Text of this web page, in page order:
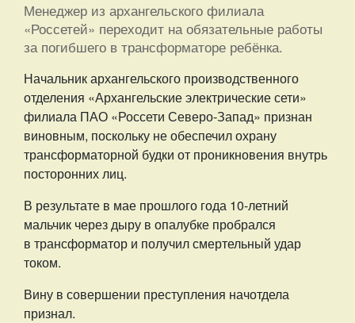
Менеджер из архангельского филиала
«Россетей» переходит на обязательные работы
за погибшего в трансформаторе ребёнка.
Начальник архангельского производственного
отделения «Архангельские электрические сети»
филиала ПАО «Россети Северо-Запад» признан
виновным, поскольку не обеспечил охрану
трансформаторной будки от проникновения внутрь
посторонних лиц.
В результате в мае прошлого года 10-летний
мальчик через дыру в опалубке пробрался
в трансформатор и получил смертельный удар
током.
Вину в совершении преступления начотдела
признал.